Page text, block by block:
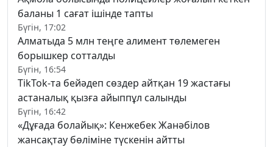
баланы 1 сағат ішінде тапты
Бүгін, 17:02
Алматыда 5 млн теңге алимент төлемеген
борышкер сотталды
Бүгін, 16:54
TikTok-та бейәдеп сөздер айтқан 19 жастағы
астаналық қызға айыппұл салынды
Бүгін, 16:42
«Дұғада болайық»: Кенжебек Жанәбілов
жансақтау бөліміне түскенін айтты